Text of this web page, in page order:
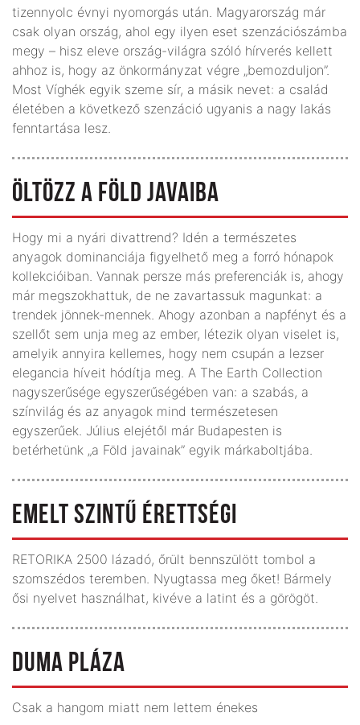
tizennyolc évnyi nyomorgás után. Magyarország már
csak olyan ország, ahol egy ilyen eset szenzációszámba
megy – hisz eleve ország-világra szóló hírverés kellett
ahhoz is, hogy az önkormányzat végre „bemozduljon”.
Most Víghék egyik szeme sír, a másik nevet: a család
életében a következő szenzáció ugyanis a nagy lakás
fenntartása lesz.
ÖLTÖZZ A FÖLD JAVAIBA
Hogy mi a nyári divattrend? Idén a természetes
anyagok dominanciája figyelhető meg a forró hónapok
kollekcióiban. Vannak persze más preferenciák is, ahogy
már megszokhattuk, de ne zavartassuk magunkat: a
trendek jönnek-mennek. Ahogy azonban a napfényt és a
szellőt sem unja meg az ember, létezik olyan viselet is,
amelyik annyira kellemes, hogy nem csupán a lezser
elegancia híveit hódítja meg. A The Earth Collection
nagyszerűsége egyszerűségében van: a szabás, a
színvilág és az anyagok mind természetesen
egyszerűek. Július elejétől már Budapesten is
betérhetünk „a Föld javainak” egyik márkaboltjába.
EMELT SZINTŰ ÉRETTSÉGI
RETORIKA 2500 lázadó, őrült bennszülött tombol a
szomszédos teremben. Nyugtassa meg őket! Bármely
ősi nyelvet használhat, kivéve a latint és a görögöt.
DUMA PLÁZA
Csak a hangom miatt nem lettem énekes